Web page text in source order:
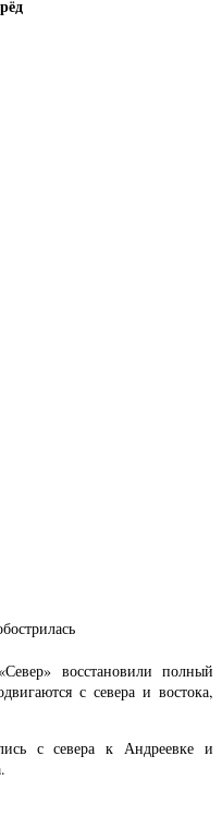
восстановили полный
с севера и востока,
с севера к Андреевке и